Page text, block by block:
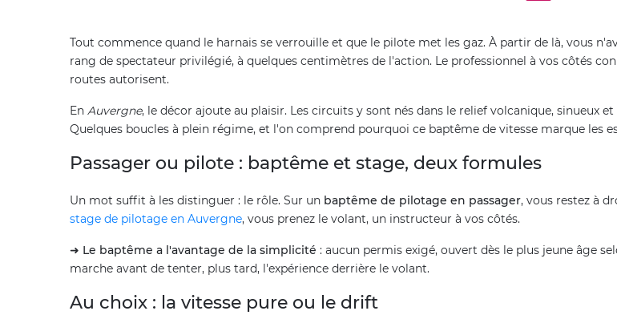
Tout commence quand le harnais se verrouille et que le pilote met les gaz. À partir de là, vous
rang de spectateur privilégié, à quelques centimètres de l'action. Le professionnel à vos côtés
routes autorisent.
En Auvergne, le décor ajoute au plaisir. Les circuits y sont nés dans le relief volcanique, sinueux
Quelques boucles à plein régime, et l'on comprend pourquoi ce baptême de vitesse marque les
Passager ou pilote : baptême et stage, deux formules
Un mot suffit à les distinguer : le rôle. Sur un baptême de pilotage en passager, vous restez à
stage de pilotage en Auvergne, vous prenez le volant, un instructeur à vos côtés.
➜ Le baptême a l'avantage de la simplicité : aucun permis exigé, ouvert dès le plus jeune âge
marche avant de tenter, plus tard, l'expérience derrière le volant.
Au choix : la vitesse pure ou le drift